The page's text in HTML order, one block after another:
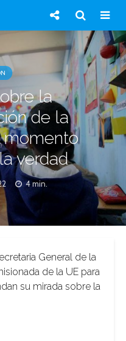
la
de la
momento
verdad
4 min.
General de la
de la UE para
su mirada sobre la